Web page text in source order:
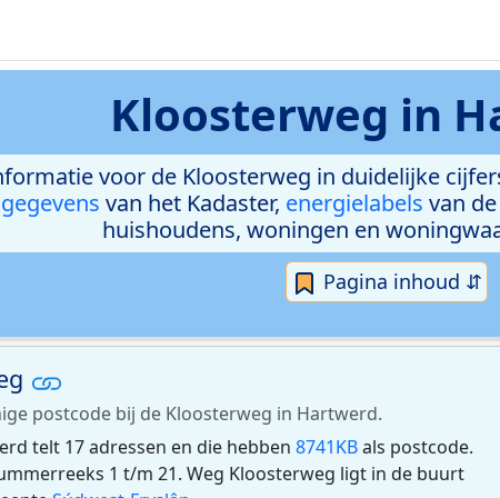
Kloosterweg in
voor de Kloosterweg in duidelijke
van het Kadaster, energielabels van de
huishoudens, woningen en
Pagina inhoud ⇵
postcode bij de Kloosterweg in Hartwerd.
telt 17 adressen en die hebben 8741KBals postcode.
1 t/m 21. Weg Kloosterweg ligt in de buurt